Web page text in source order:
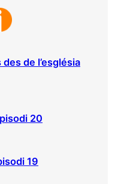
de l’església
20
19